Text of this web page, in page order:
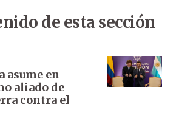
de esta sección
asume en
aliado de
contra el